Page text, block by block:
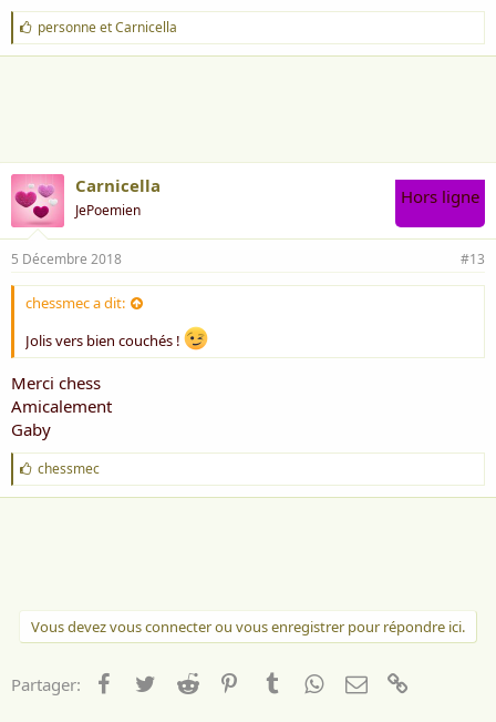
J
'
a
personneetCarnicella
Carnicella
JePoemien
Hors ligne
5 Décembre 2018 #13
chessmec a dit:
Jolis vers bien couchés !
Merci chess
Amicalement
Gaby
J
'
a
chessmec
Vous devez vous connecter ou vous enregistrer pour répondre ici.
Partager: Facebook
TwitterReddit PinterestTumblrWhatsApp
Email